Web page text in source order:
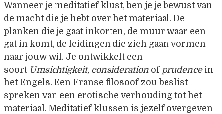
Wanneer je meditatief klust, ben je je bewust van
de macht die je hebt over het materiaal. De
planken die je gaat inkorten, de muur waar een
gat in komt, de leidingen die zich gaan vormen
naar jouw wil. Je ontwikkelt een
soort Umsichtigkeit, consideration of prudencein
het Engels. Een Franse filosoof zou beslist
spreken van een erotische verhouding tot het
materiaal. Meditatief klussen is jezelf overgeven